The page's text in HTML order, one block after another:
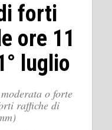
forti
ore 11
luglio
o forte
raffiche di